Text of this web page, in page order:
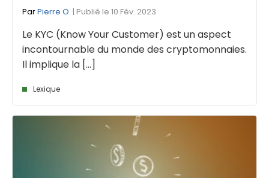
ParPierre O. | Publié le 10 Fév. 2023
Le KYC (Know Your Customer) est un aspect
incontournable du monde des cryptomonnaies.
Il implique la [...]
Lexique